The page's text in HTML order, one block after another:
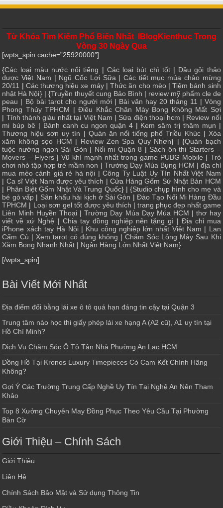
Từ Khóa Tìm Kiếm Phổ Biến Nhất IBlogKienthuc Trong
Vòng 30 Ngày Qua
[wpts_spin cache=”25920000″]
{Các loại màu nước nổi tiếng | Các loại bút chì tốt| Dầu gội thảo
dược Việt Nam | Ngũ Cốc Lợi Sữa | Các tiết mục múa chào mừng
20/11 | Các thương hiệu xe máy|Thức ăn cho mèo|Tiệm bánh sinh
nhật Hà Nội} | {Truyền thuyết cung Bảo Bình | review mỹ phẩm cle de
peau | Bộ bài tarot cho người mới| Bài văn hay 20 tháng 11 | Vòng
Phong Thủy TPHCM |Điêu Khắc Chân Mày Bong Không Mất Sợi
| Tỉnh thành giàu nhất tại Việt Nam | Sửa điện thoại hcm | Review nối
mi búp bê | Bánh canh cu ngon quận 4| Kem sâm trị thâm mụn |
Thương hiệu sơn uy tín | Quán ăn nổi tiếng phố Triều Khúc| Xóa
xăm không sẹo HCM | Review Zen Spa Quy Nhơn} | {Quán bạch
tuộc nướng ngon Sài Gòn | Nối mi Quận 8 | Sách ôn thi Starters –
Movers – Flyers| Vũ khí mạnh nhất trong game PUBG Mobile | Trò
chơi nhỏ tập hợp trẻ mầm non | Trường Dạy Múa Bụng HCM | địa chỉ
mua mèo cảnh giá rẻ hà nội |Công Ty Luật Uy Tín Nhất Việt Nam
| Ca sĩ Việt Nam được yêu thích | Cửa Hàng Gốm Sứ Nhật Bản HCM
| Phân Biệt Gốm Nhật Và Trung Quốc} | {Studio chụp hình cho mẹ và
bé gò vấp | Sân khấu hài kịch ở Sài Gòn |Đào Tạo Nối Mi Hàng Đầu
TPHCM | Loại sơn gel tốt được yêu thích | trang phục đẹp nhất game
Liên Minh Huyền Thoại|Trường Dạy Múa Dạy Múa HCM |thơ hay
viết về xứ Nghệ | Chia tay đồng nghiệp nên tặng gì | Địa chỉ mua
iPhone xách tay Hà Nội| Khu công nghiệp lớn nhất Việt Nam | Lan
Cẩm Cù | Xem tarot có đúng không |Chăm Sóc Lông Mày Sau Khi
Xăm Bong Nhanh Nhất | Ngân Hàng Lớn Nhất Việt Nam}
[/wpts_spin]
Bài Viết Mới Nhất
Địa điểm đổi bằng lái xe ô tô quá hạn đáng tin cậy tại Quận 3
Trung tâm nào học thi giấy phép lái xe hạng A (A2 cũ), A1 uy tín tại
Hồ Chí Minh?
Dịch Vụ Chăm Sóc Ô Tô Tận Nhà Phường An Lạc HCM
Đồng Hồ Tại Kronos Luxury Timepieces Có Cam Kết Chính Hãng
Không?
Gợi Ý Các Trường Trung Cấp Nghề Uy Tín Tại Nghệ An Nên Tham
Khảo
Top 8 Xưởng Chuyên May Đồng Phục Theo Yêu Cầu Tại Phường
Bàn Cờ
Giới Thiệu – Chính Sách
Giới Thiệu
Liên Hệ
Chính Sách Bảo Mật và Sử dụng Thông Tin